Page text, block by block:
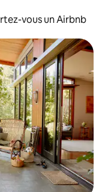
vous un Airbnb